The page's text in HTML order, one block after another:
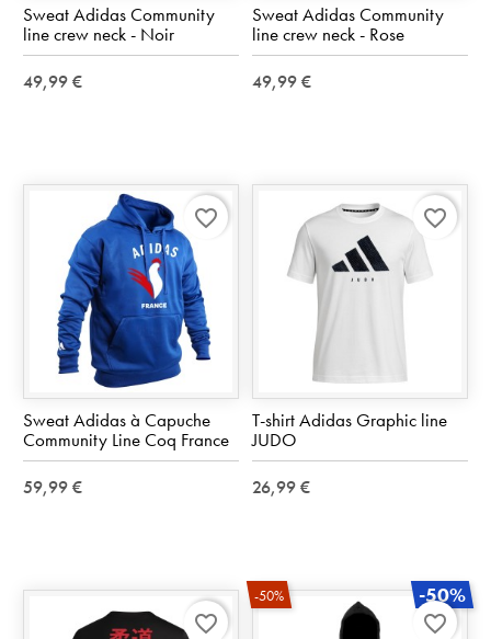
Sweat Adidas Community
line crew neck - Noir
49,99 €
Sweat Adidas Community
line crew neck - Rose
49,99 €
Sweat Adidas à Capuche
Community Line Coq France
59,99 €
favorite_border
T-shirt Adidas Graphic line
JUDO
26,99 €
favorite_border
favorite_border
-50% -50%
favorite_border